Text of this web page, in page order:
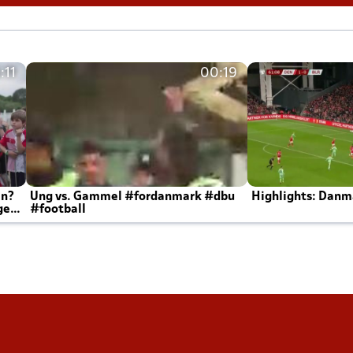
00:19
Ung vs. Gammel #fordanmark #dbu
#football
Highlights: